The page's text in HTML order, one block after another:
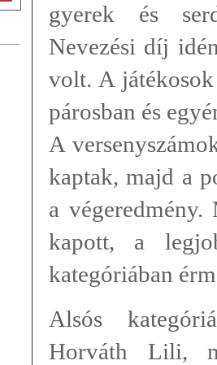
gyerek és
Nevezési díj
volt. A játékosok
párosban és
A
kaptak, majd a
a
kapott, a
kategóriában
Alsós
Horváth Lili,